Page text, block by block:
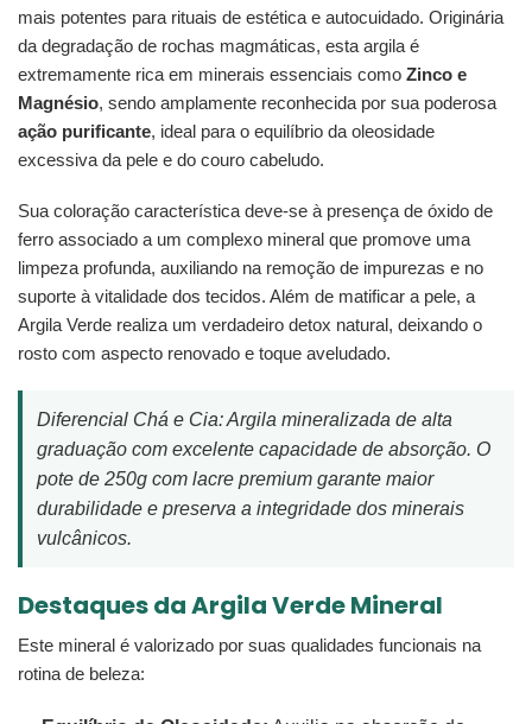
mais potentes para rituais de estética e autocuidado. Originária
da degradação de rochas magmáticas, esta argila é
extremamente rica em minerais essenciais como Zinco e
Magnésio, sendo amplamente reconhecida por sua poderosa
ação purificante, ideal para o equilíbrio da oleosidade
excessiva da pele e do couro cabeludo.
Sua coloração característica deve-se à presença de óxido de
ferro associado a um complexo mineral que promove uma
limpeza profunda, auxiliando na remoção de impurezas e no
suporte à vitalidade dos tecidos. Além de matificar a pele, a
Argila Verde realiza um verdadeiro detox natural, deixando o
rosto com aspecto renovado e toque aveludado.
Diferencial Chá e Cia: Argila mineralizada de alta
graduação com excelente capacidade de absorção. O
pote de 250g com lacre premium garante maior
durabilidade e preserva a integridade dos minerais
vulcânicos.
Destaques da Argila Verde Mineral
Este mineral é valorizado por suas qualidades funcionais na
rotina de beleza: